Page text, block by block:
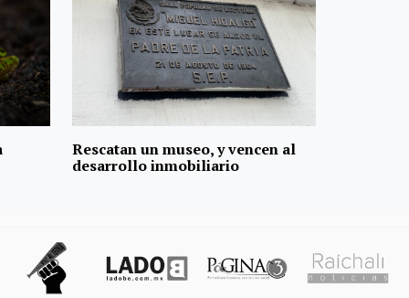
Rescatan un museo, y vencen al
desarrollo inmobiliario